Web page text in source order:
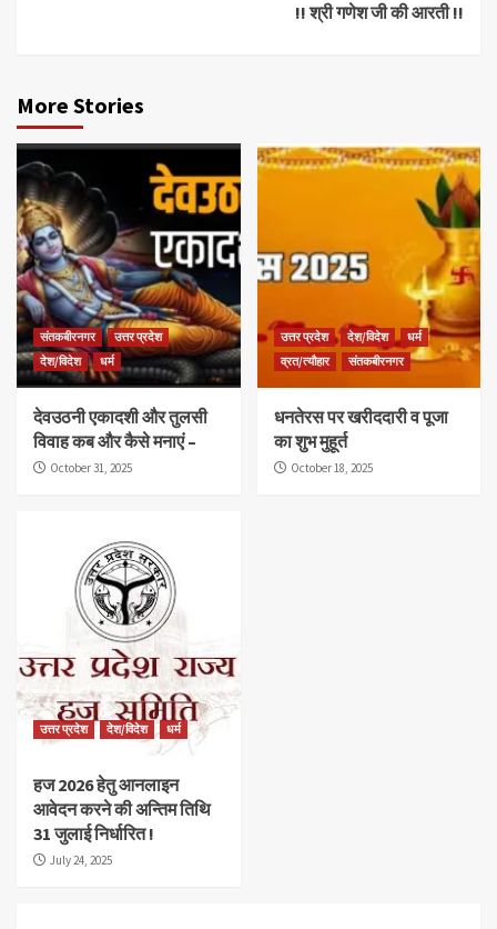
!! श्री गणेश जी की आरती !!
More Stories
संतकबीरनगर
उत्तर प्रदेश
देश/विदेश
धर्म
देवउठनी एकादशी और तुलसी
विवाह कब और कैसे मनाएं –
October 31, 2025
उत्तर प्रदेश देश/विदेश
धर्म
व्रत/त्यौहार
संतकबीरनगर
धनतेरस पर खरीददारी व पूजा
का शुभ मुहूर्त
October 18, 2025
उत्तर प्रदेश देश/विदेश धर्म
हज 2026 हेतु आनलाइन
आवेदन करने की अन्तिम तिथि
31 जुलाई निर्धारित !
July 24, 2025